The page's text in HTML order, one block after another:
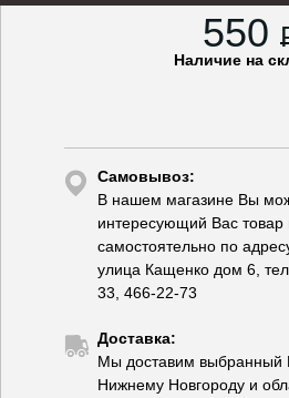
550
Наличие на
Самовывоз:
В нашем магазине Вы
интересующий Вас товар
самостоятельно по
улица Кащенко дом 6,
33, 466-22-73
Доставка:
Мы доставим выбранный
Нижнему Новгороду и